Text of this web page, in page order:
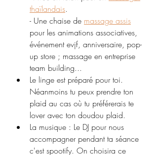
thaïlandais.
- Une chaise de massage assis
pour les animations associatives,
événement evjf, anniversaire, pop-
up store ; massage en entreprise
team building...
Le linge est préparé pour toi.
Néanmoins tu peux prendre ton
plaid au cas où tu préférerais te
lover avec ton doudou plaid.
La musique : Le DJ pour nous
accompagner pendant ta séance
c'est spootify. On choisira ce